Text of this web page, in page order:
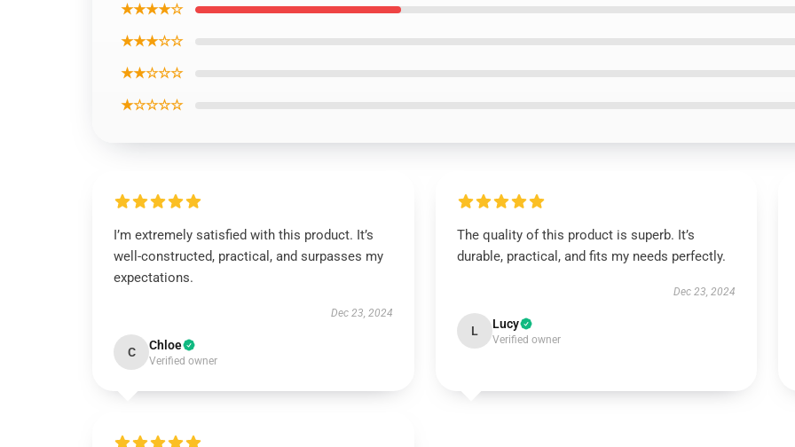
★★★★☆
★★★☆☆
★★☆☆☆
★☆☆☆☆
I’m extremely satisfied with this product. It’s
well-constructed, practical, and surpasses my
expectations.
Dec 23, 2024
C Chloe
Verified owner
The quality of this product is superb. It’s
durable, practical, and fits my needs perfectly.
Dec 23, 2024
L Lucy
Verified owner